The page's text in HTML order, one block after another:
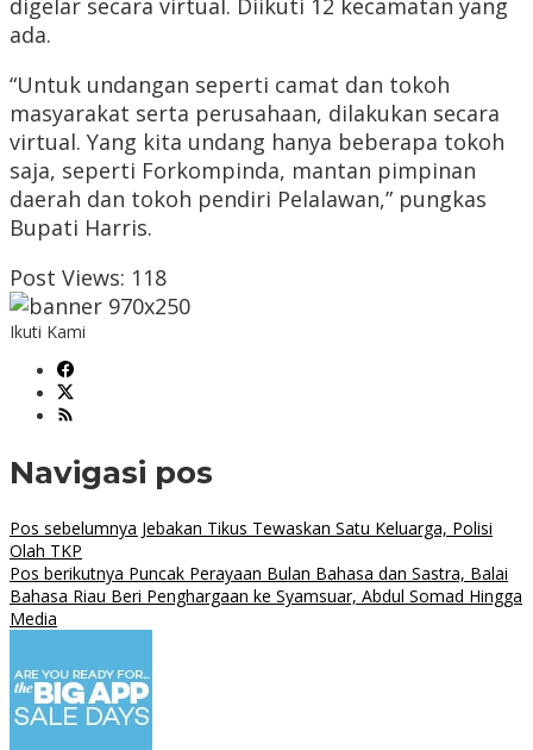
digelar secara virtual. Diikuti 12 kecamatan yang
ada.
“Untuk undangan seperti camat dan tokoh
masyarakat serta perusahaan, dilakukan secara
virtual. Yang kita undang hanya beberapa tokoh
saja, seperti Forkompinda, mantan pimpinan
daerah dan tokoh pendiri Pelalawan,” pungkas
Bupati Harris.
Post Views: 118
Ikuti Kami
Navigasi pos
Pos sebelumnya Jebakan Tikus Tewaskan Satu Keluarga, Polisi
Olah TKP
Pos berikutnya Puncak Perayaan Bulan Bahasa dan Sastra, Balai
Bahasa Riau Beri Penghargaan ke Syamsuar, Abdul Somad Hingga
Media